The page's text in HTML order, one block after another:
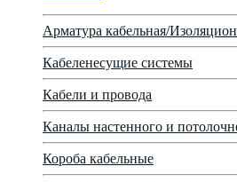
Арматура кабельная/
Кабеленесущие системы
Кабели и провода
Каналы настенного и
Короба кабельные